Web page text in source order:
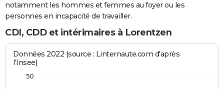
notamment les hommes et femmes au foyer ou les
personnes en incapacité de travailler.
CDI, CDD et intérimaires à Lorentzen
Données 2022 (source : Linternaute.com d'après
l'Insee)
50